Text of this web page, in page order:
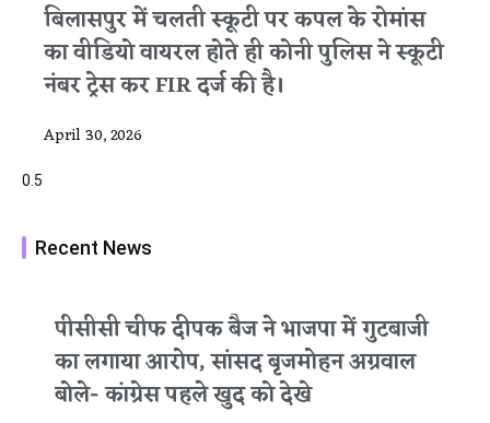
बिलासपुर में चलती स्कूटी पर कपल के रोमांस
का वीडियो वायरल होते ही कोनी पुलिस ने स्कूटी
नंबर ट्रेस कर FIR दर्ज की है।
April 30, 2026
Recent News
पीसीसी चीफ दीपक बैज ने भाजपा में गुटबाजी
का लगाया आरोप, सांसद बृजमोहन अग्रवाल
बोले- कांग्रेस पहले खुद को देखे